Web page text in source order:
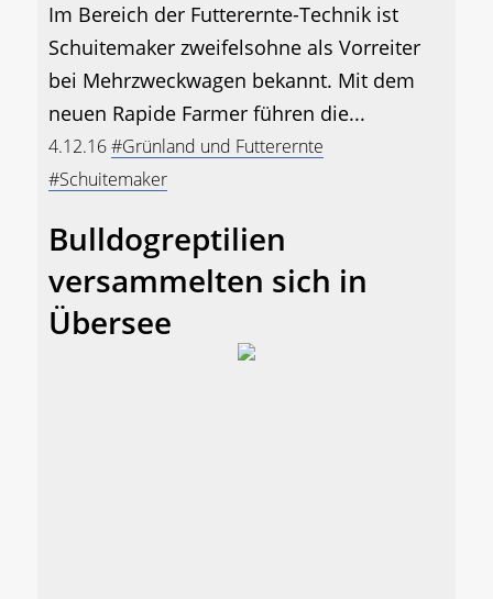
Im Bereich der Futterernte-Technik ist
Schuitemaker zweifelsohne als Vorreiter
bei Mehrzweckwagen bekannt. Mit dem
neuen Rapide Farmer führen die...
4.12.16#Grünland und Futterernte
#Schuitemaker
Bulldogreptilien
versammelten sich in
Übersee